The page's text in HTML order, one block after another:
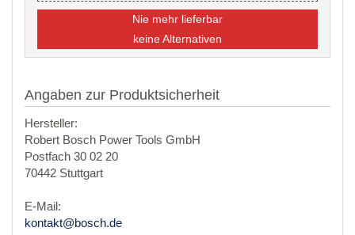
Nie mehr lieferbar
keine Alternativen
Angaben zur Produktsicherheit
Hersteller:
Robert Bosch Power Tools GmbH
Postfach 30 02 20
70442 Stuttgart
E-Mail:
kontakt@bosch.de